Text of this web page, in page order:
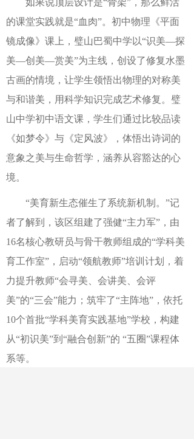
如果说顶层设计是“骨架”，那么鲜活
的课堂实践就是“血肉”。初中物理《平面
镜成像》课上，璧山巴蜀中学以“识美—探
美—创美—赏美”为主线，创设了修复水墨
古画的情境，让学生领悟出物理的对称美
与和谐美，用科学知识完成艺术修复。璧
山中学初中语文课，学生们通过比较品读
《如梦令》与《定风波》，体悟出诗词的
意象之美与生命哲学，涵养从容豁达的心
境。
“美育新生态催生了系统新机制。”记
者了解到，该区组建了强健“主力军”，由
16名核心教研员与骨干教师组成的“学科美
育工作室”，启动“领航教师”培训计划，着
力提升教师“会寻美、会讲美、会评
美”的“三会”能力；筑牢了“主阵地”，依托
10个首批“学科美育实践基地”学校，构建
从“初识美”到“融合创新”的 “五圈”课程体
系等。